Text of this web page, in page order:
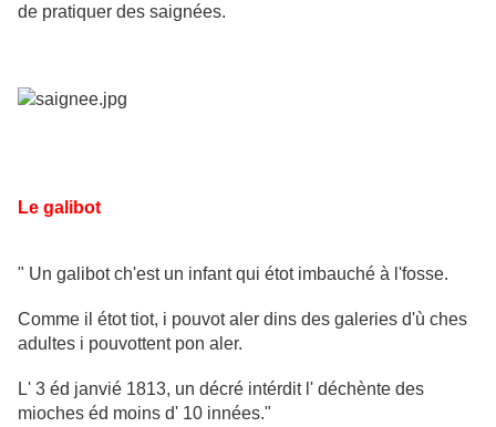
de pratiquer des saignées.
Le galibot
" Un galibot ch'est un infant qui étot imbauché à l'fosse.
Comme il étot tiot, i pouvot aler dins des galeries d'ù ches
adultes i pouvottent pon aler.
L' 3 éd janvié 1813, un décré intérdit l' déchènte des
mioches éd moins d' 10 innées."